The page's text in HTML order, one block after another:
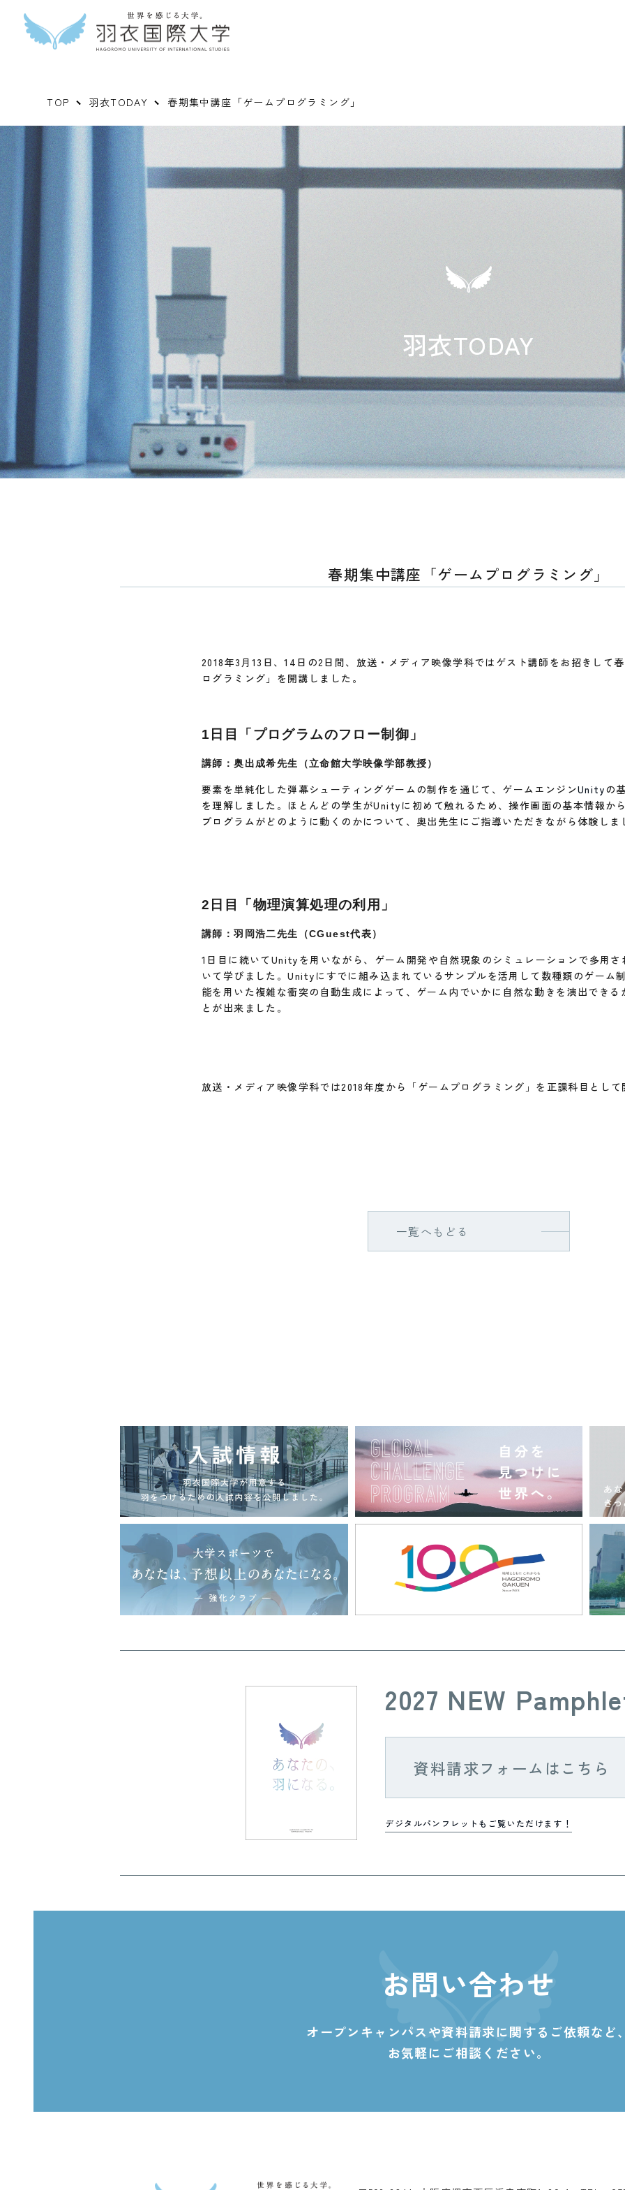
TOP 羽衣TODAY 春期集中講座「ゲームプログラミング」
羽衣TODAY
春期集中講座「ゲームプログラミング」
2018年3月13日、14日の2日間、放送・メディア映像学科ではゲスト講師をお招きして
ログラミング」を開講しました。
1日目「プログラムのフロー制御」
講師：奥出成希先生（立命館大学映像学部教授）
要素を単純化した弾幕シューティングゲームの制作を通じて、ゲームエンジンUnityの
を理解しました。ほとんどの学生がUnityに初めて触れるため、操作画面の基本情報か
プログラムがどのように動くのかについて、奥出先生にご指導いただきながら体験しま
2日目「物理演算処理の利用」
講師：羽岡浩二先生（CGuest代表）
1日目に続いてUnityを用いながら、ゲーム開発や自然現象のシミュレーションで多用
いて学びました。Unityにすでに組み込まれているサンプルを活用して数種類のゲーム
能を用いた複雑な衝突の自動生成によって、ゲーム内でいかに自然な動きを演出でき
とが出来ました。
放送・メディア映像学科では2018年度から「ゲームプログラミング」を正課科目とし
一覧へもどる
2027 NEW
資料請求フォームはこちら
デジタルパンフレットもご覧いただけます！
お問い合わせ
オープンキャンパスや資料請求に関する ご依頼など
お気軽にご相談ください。